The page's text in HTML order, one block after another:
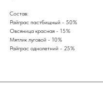
Состав:
Райграс пастбищный - 50%
Овсяница красная - 15%
Мятлик луговой - 10%
Райграс однолетний - 25%